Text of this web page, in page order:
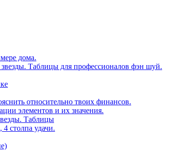
дома.
Таблицы для профессионалов фэн шуй.
относительно твоих финансов.
элементов и их значения.
Таблицы
столпа удачи.